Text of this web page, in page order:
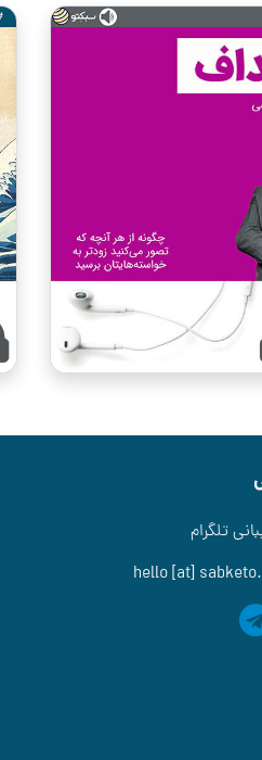
تلگرام
hello [at]